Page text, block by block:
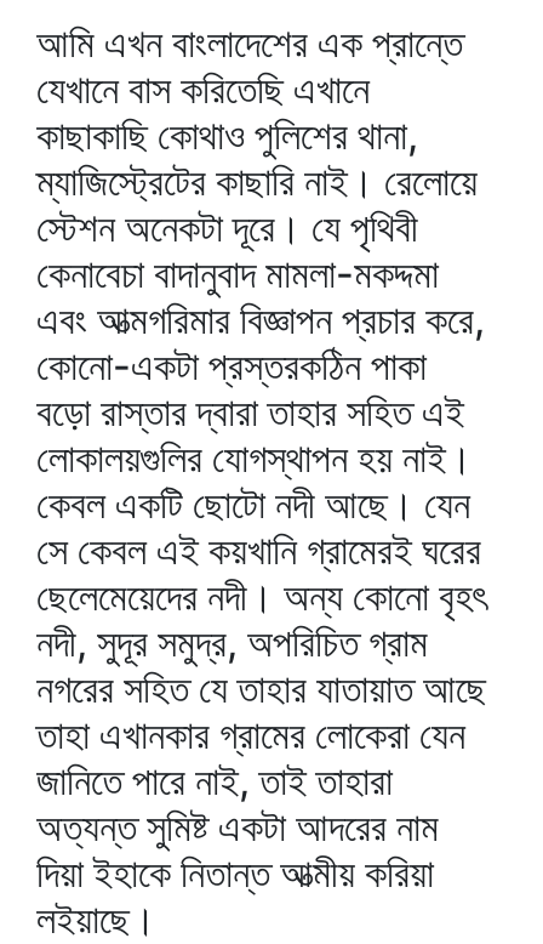
আমি এখন বাংলাদেশের এক প্রান্তে
যেখানে বাস করিতেছি এখানে
কাছাকাছি কোথাও পুলিশের থানা,
ম্যাজিস্ট্রেটের কাছারি নাই। রেলোয়ে
স্টেশন অনেকটা দূরে। যে পৃথিবী
কেনাবেচা বাদানুবাদ মামলা-মকদ্দমা
এবং আত্মগরিমার বিজ্ঞাপন প্রচার করে,
কোনো-একটা প্রস্তরকঠিন পাকা
বড়ো রাস্তার দ্বারা তাহার সহিত এই
লোকালয়গুলির যোগস্থাপন হয় নাই।
কেবল একটি ছোটো নদী আছে। যেন
সে কেবল এই কয়খানি গ্রামেরই ঘরের
ছেলেমেয়েদের নদী। অন্য কোনো বৃহৎ
নদী, সুদূর সমুদ্র, অপরিচিত গ্রাম
নগরের সহিত যে তাহার যাতায়াত আছে
তাহা এখানকার গ্রামের লোকেরা যেন
জানিতে পারে নাই, তাই তাহারা
অত্যন্ত সুমিষ্ট একটা আদরের নাম
দিয়া ইহাকে নিতান্ত আত্মীয় করিয়া
লইয়াছে।